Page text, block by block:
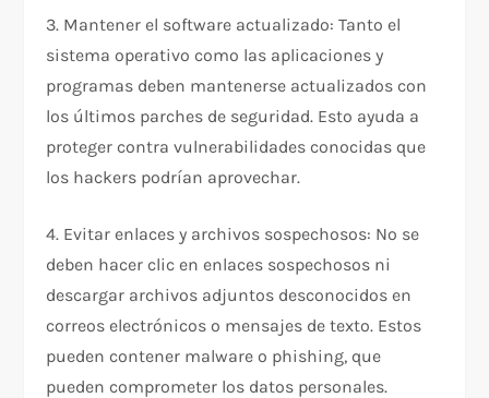
3. Mantener el software actualizado: Tanto el
sistema operativo como las aplicaciones y
programas deben mantenerse actualizados con
los últimos parches de seguridad. Esto ayuda a
proteger contra vulnerabilidades conocidas que
los hackers podrían aprovechar.
4. Evitar enlaces y archivos sospechosos: No se
deben hacer clic en enlaces sospechosos ni
descargar archivos adjuntos desconocidos en
correos electrónicos o mensajes de texto. Estos
pueden contener malware o phishing, que
pueden comprometer los datos personales.